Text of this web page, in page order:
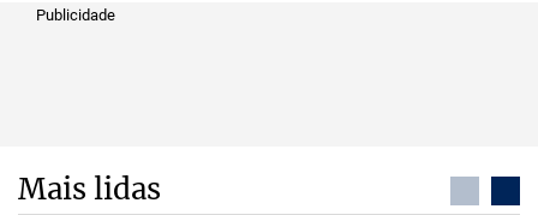
Publicidade
Mais lidas